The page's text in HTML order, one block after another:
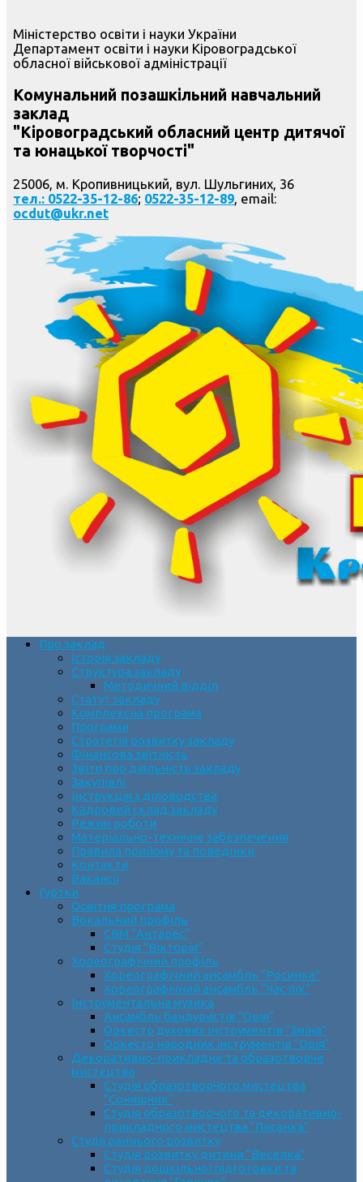
Міністерство освіти і науки України
Департамент освіти і науки Кіровоградської
обласної військової адміністрації
Комунальний позашкільний навчальний
заклад
"Кіровоградський обласний центр дитячої
та юнацької творчості"
25006, м. Кропивницький, вул. Шульгиних, 36
тел.: 0522-35-12-86; 0522-35-12-89, email:
ocdut@ukr.net
Про заклад
Історія закладу
Структура закладу
Методичний відділ
Статут закладу
Комплексна програма
Програми
Стратегія розвитку закладу
Фінансова звітність
Звіти про діяльність закладу
Закупівлі
Інструкція з діловодства
Кадровий склад закладу
Режим роботи
Матеріально-технічне забезпечення
Правила прийому та поведінки
Контакти
Вакансії
Гуртки
Освітня програма
Вокальний профіль
СВМ “Антарес”
Студія “Вікторія”
Хореографічний профіль
Хореографічний ансамбль “Росинка”
Хореографічний ансамбль “Час пік”
Інструментальна музика
Ансамбль бандуристів “Орія”
Оркестр духових інструментів “Зміна”
Оркестр народних інструментів “Орія”
Декоративно-прикладне та образотворче
мистецтво
Cтудія образотворчого мистецтва
“Соняшник”
Студія образотворчого та декоративно-
прикладного мистецтва “Писанка”
Студії раннього розвитку
Студія розвитку дитини “Веселка”
Студія дошкільної підготовки та